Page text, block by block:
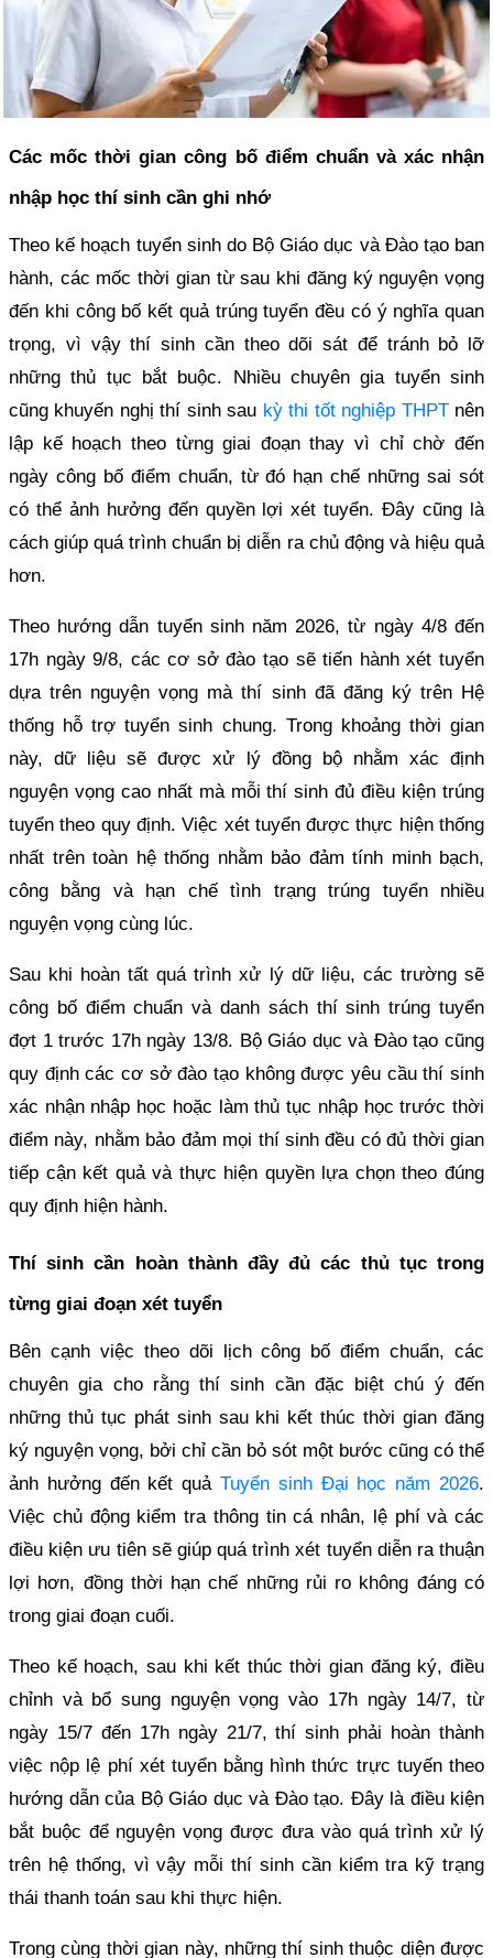
Các mốc thời gian công bố điểm chuẩn và xác nhận
nhập học thí sinh cần ghi nhớ
Theo kế hoạch tuyển sinh do Bộ Giáo dục và Đào tạo ban
hành, các mốc thời gian từ sau khi đăng ký nguyện vọng
đến khi công bố kết quả trúng tuyển đều có ý nghĩa quan
trọng, vì vậy thí sinh cần theo dõi sát để tránh bỏ lỡ
những thủ tục bắt buộc. Nhiều chuyên gia tuyển sinh
cũng khuyến nghị thí sinh sau kỳ thi tốt nghiệp THPTnên
lập kế hoạch theo từng giai đoạn thay vì chỉ chờ đến
ngày công bố điểm chuẩn, từ đó hạn chế những sai sót
có thể ảnh hưởng đến quyền lợi xét tuyển. Đây cũng là
cách giúp quá trình chuẩn bị diễn ra chủ động và hiệu quả
hơn.
Theo hướng dẫn tuyển sinh năm 2026, từ ngày 4/8 đến
17h ngày 9/8, các cơ sở đào tạo sẽ tiến hành xét tuyển
dựa trên nguyện vọng mà thí sinh đã đăng ký trên Hệ
thống hỗ trợ tuyển sinh chung. Trong khoảng thời gian
này, dữ liệu sẽ được xử lý đồng bộ nhằm xác định
nguyện vọng cao nhất mà mỗi thí sinh đủ điều kiện trúng
tuyển theo quy định. Việc xét tuyển được thực hiện thống
nhất trên toàn hệ thống nhằm bảo đảm tính minh bạch,
công bằng và hạn chế tình trạng trúng tuyển nhiều
nguyện vọng cùng lúc.
Sau khi hoàn tất quá trình xử lý dữ liệu, các trường sẽ
công bố điểm chuẩn và danh sách thí sinh trúng tuyển
đợt 1 trước 17h ngày 13/8. Bộ Giáo dục và Đào tạo cũng
quy định các cơ sở đào tạo không được yêu cầu thí sinh
xác nhận nhập học hoặc làm thủ tục nhập học trước thời
điểm này, nhằm bảo đảm mọi thí sinh đều có đủ thời gian
tiếp cận kết quả và thực hiện quyền lựa chọn theo đúng
quy định hiện hành.
Thí sinh cần hoàn thành đầy đủ các thủ tục trong
từng giai đoạn xét tuyển
Bên cạnh việc theo dõi lịch công bố điểm chuẩn, các
chuyên gia cho rằng thí sinh cần đặc biệt chú ý đến
những thủ tục phát sinh sau khi kết thúc thời gian đăng
ký nguyện vọng, bởi chỉ cần bỏ sót một bước cũng có thể
ảnh hưởng đến kết quả Tuyển sinh Đại học năm 2026.
Việc chủ động kiểm tra thông tin cá nhân, lệ phí và các
điều kiện ưu tiên sẽ giúp quá trình xét tuyển diễn ra thuận
lợi hơn, đồng thời hạn chế những rủi ro không đáng có
trong giai đoạn cuối.
Theo kế hoạch, sau khi kết thúc thời gian đăng ký, điều
chỉnh và bổ sung nguyện vọng vào 17h ngày 14/7, từ
ngày 15/7 đến 17h ngày 21/7, thí sinh phải hoàn thành
việc nộp lệ phí xét tuyển bằng hình thức trực tuyến theo
hướng dẫn của Bộ Giáo dục và Đào tạo. Đây là điều kiện
bắt buộc để nguyện vọng được đưa vào quá trình xử lý
trên hệ thống, vì vậy mỗi thí sinh cần kiểm tra kỹ trạng
thái thanh toán sau khi thực hiện.
Trong cùng thời gian này, những thí sinh thuộc diện được